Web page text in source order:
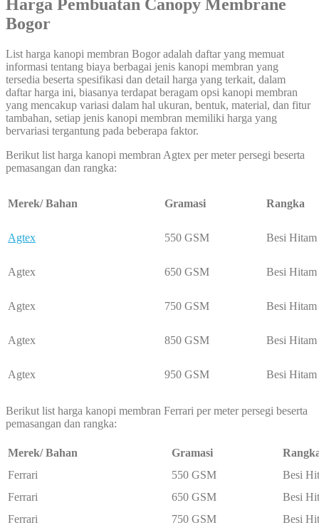
Harga Pembuatan Canopy Membrane
Bogor
List harga kanopi membran Bogor adalah daftar yang memuat
informasi tentang biaya berbagai jenis kanopi membran yang
tersedia beserta spesifikasi dan detail harga yang terkait, dalam
daftar harga ini, biasanya terdapat beragam opsi kanopi membran
yang mencakup variasi dalam hal ukuran, bentuk, material, dan fitur
tambahan, setiap jenis kanopi membran memiliki harga yang
bervariasi tergantung pada beberapa faktor.
Berikut list harga kanopi membran Agtex per meter persegi beserta
pemasangan dan rangka:
Merek/ Bahan Gramasi Rangka
Agtex 550 GSM Besi Hitam
Agtex 650 GSM Besi Hitam
Agtex 750 GSM Besi Hitam
Agtex 850 GSM Besi Hitam
Agtex 950 GSM Besi Hitam
Berikut list harga kanopi membran Ferrari per meter persegi beserta
pemasangan dan rangka:
Merek/ Bahan Gramasi
Ferrari
550 GSM
Besi
Ferrari
650 GSM
Besi
Ferrari
750 GSM
Besi